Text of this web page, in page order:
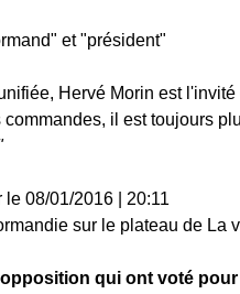
et "président"
Hervé Morin est
il est toujours
08/01/2016 | 20:11
qui ont voté pour